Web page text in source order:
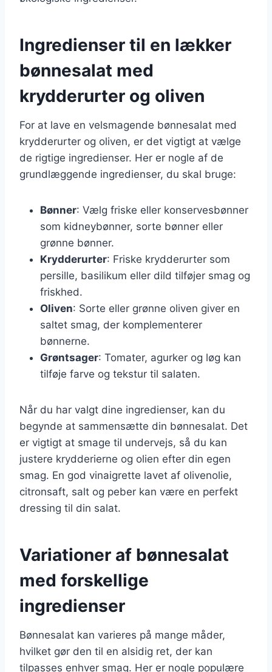
Ingredienser til en lækker
bønnesalat med
krydderurter og oliven
For at lave en velsmagende bønnesalat med
krydderurter og oliven, er det vigtigt at vælge
de rigtige ingredienser. Her er nogle af de
grundlæggende ingredienser, du skal bruge:
Bønner: Vælg friske eller konservesbønner
som kidneybønner, sorte bønner eller
grønne bønner.
Krydderurter: Friske krydderurter som
persille, basilikum eller dild tilføjer smag og
friskhed.
Oliven: Sorte eller grønne oliven giver en
saltet smag, der komplementerer
bønnerne.
Grøntsager: Tomater, agurker og løg kan
tilføje farve og tekstur til salaten.
Når du har valgt dine ingredienser, kan du
begynde at sammensætte din bønnesalat. Det
er vigtigt at smage til undervejs, så du kan
justere krydderierne og olien efter din egen
smag. En god vinaigrette lavet af olivenolie,
citronsaft, salt og peber kan være en perfekt
dressing til din salat.
Variationer af bønnesalat
med forskellige
ingredienser
Bønnesalat kan varieres på mange måder,
hvilket gør den til en alsidig ret, der kan
tilpasses enhver smag. Her er nogle populære